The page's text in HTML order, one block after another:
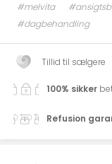
#melvita
#dagbehandling
Tillid til sælgere
100% sikker
Refusion